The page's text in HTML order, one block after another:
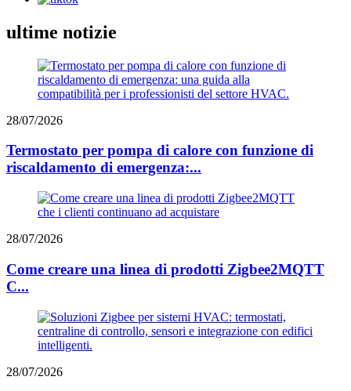
ultime notizie
28/07/2026
Termostato per pompa di calore con funzione di
riscaldamento di emergenza:...
28/07/2026
Come creare una linea di prodotti Zigbee2MQTT
C...
28/07/2026